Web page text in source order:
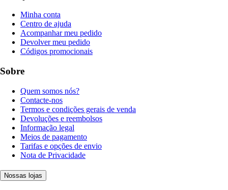
Minha conta
Centro de ajuda
Acompanhar meu pedido
Devolver meu pedido
Códigos promocionais
Sobre
Quem somos nós?
Contacte-nos
Termos e condições gerais de venda
Devoluções e reembolsos
Informação legal
Meios de pagamento
Tarifas e opções de envio
Nota de Privacidade
Nossas lojas